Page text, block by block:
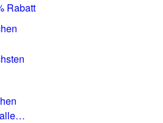
Rabatt